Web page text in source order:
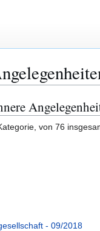
von 76
- 09/2018